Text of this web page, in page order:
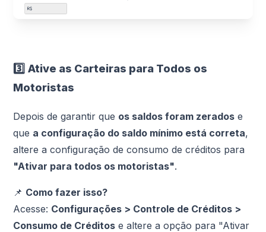
3️⃣Ative as Carteiras para Todos os
Motoristas
Depois de garantir que os saldos foram zerados e
que a configuração do saldo mínimo está correta,
altere a configuração de consumo de créditos para
"Ativar para todos os motoristas".
📌 Como fazer isso?
Acesse: Configurações > Controle de Créditos >
Consumo de Créditos e altere a opção para "Ativar